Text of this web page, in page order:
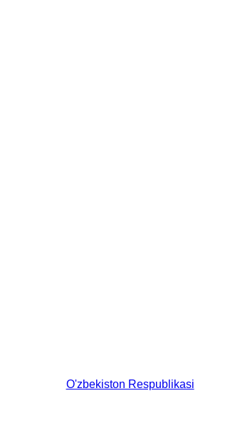
O'zbekiston Respublikasi